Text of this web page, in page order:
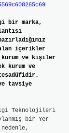
bir marka,
alan içerikler
kurum ve kişiler
kurum ve
tavsiye
Teknolojileri
bir Yer